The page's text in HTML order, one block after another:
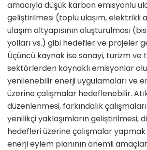
amacıyla düşük karbon emisyonlu
geliştirilmesi (toplu ulaşım, elektrikli
ulaşım altyapısının oluşturulması
yolları vs.) gibi hedefler ve projeler
Üçüncü kaynak ise sanayi, turizm ve
sektörlerden kaynaklı emisyonlar
yenilenebilir enerji uygulamaları ve
üzerine çalışmalar hedeflenebilir.
düzenlenmesi, farkındalık
yenilikçi yaklaşımların geliştirilmesi,
hedefleri üzerine çalışmalar
enerji eylem planının önemli